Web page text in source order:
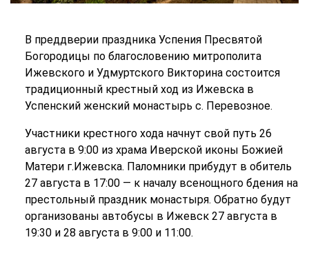
В преддверии праздника Успения Пресвятой
Богородицы по благословению митрополита
Ижевского и Удмуртского Викторина состоится
традиционный крестный ход из Ижевска в
Успенский женский монастырь с. Перевозное.
Участники крестного хода начнут свой путь 26
августа в 9:00 из храма Иверской иконы Божией
Матери г.Ижевска. Паломники прибудут в обитель
27 августа в 17:00 — к началу всенощного бдения на
престольный праздник монастыря. Обратно будут
организованы автобусы в Ижевск 27 августа в
19:30 и 28 августа в 9:00 и 11:00.